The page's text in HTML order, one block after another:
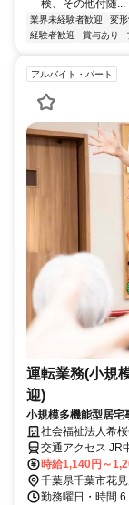
検、その他付随...
業界未経験者歓迎 変
経験者歓迎
賞与あり
アルバイト・パート
運転業務(小規
迎)
小規模多機能型居宅
社会福祉法人希
交通アクセス JR
時給1,140円～
千葉県千葉市花
勤務曜日・時間